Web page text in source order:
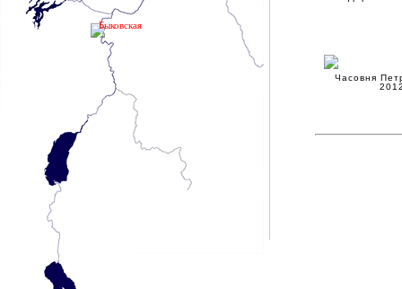
Быковская
Часовня